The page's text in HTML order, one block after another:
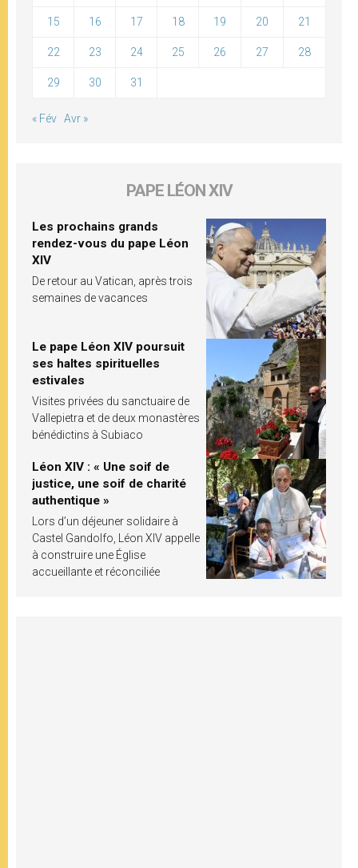
15 16 17 18 19 20 21
22 23 24 25 26 27 28
29 30 31
« Fév Avr »
PAPE LÉON XIV
Les prochains grands
rendez-vous du pape Léon
XIV
De retour au Vatican, après trois
semaines de vacances
Le pape Léon XIV poursuit
ses haltes spirituelles
estivales
Visites privées du sanctuaire de
Vallepietra et de deux monastères
bénédictins à Subiaco
Léon XIV : « Une soif de
justice, une soif de charité
authentique »
Lors d’un déjeuner solidaire à
Castel Gandolfo, Léon XIV appelle
à construire une Église
accueillante et réconciliée